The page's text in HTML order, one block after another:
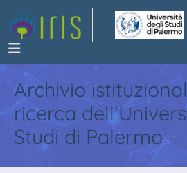
Archivio
ricerca
Studi di Palermo